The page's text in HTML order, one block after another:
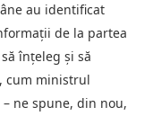
au identificat
de la partea
înțeleg și să
cum ministrul
ne spune, din nou,